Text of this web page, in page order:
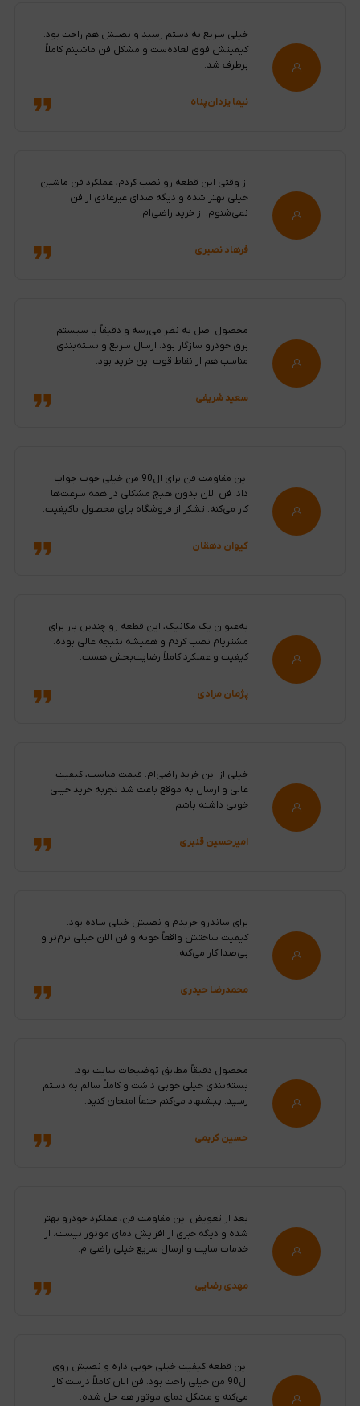
خیلی سریع به دستم رسید و نصبش هم راحت بود.
کیفیتش فوق‌العاده‌ست و مشکل فن ماشینم کاملاً
برطرف شد.
نیما یزدان‌پناه
از وقتی این قطعه رو نصب کردم، عملکرد فن ماشین
خیلی بهتر شده و دیگه صدای غیرعادی از فن
نمی‌شنوم. از خرید راضی‌ام.
فرهاد نصیری
محصول اصل به نظر می‌رسه و دقیقاً با سیستم
برق خودرو سازگار بود. ارسال سریع و بسته‌بندی
مناسب هم از نقاط قوت این خرید بود.
سعید شریفی
این مقاومت فن برای ال90 من خیلی خوب جواب
داد. فن الان بدون هیچ مشکلی در همه سرعت‌ها
کار می‌کنه. تشکر از فروشگاه برای محصول باکیفیت.
کیوان دهقان
به‌عنوان یک مکانیک، این قطعه رو چندین بار برای
مشتریام نصب کردم و همیشه نتیجه عالی بوده.
کیفیت و عملکرد کاملاً رضایت‌بخش هست.
پژمان مرادی
خیلی از این خرید راضی‌ام. قیمت مناسب، کیفیت
عالی و ارسال به موقع باعث شد تجربه خرید خیلی
خوبی داشته باشم.
امیرحسین قنبری
برای ساندرو خریدم و نصبش خیلی ساده بود.
کیفیت ساختش واقعاً خوبه و فن الان خیلی نرم‌تر و
بی‌صدا کار می‌کنه.
محمدرضا حیدری
محصول دقیقاً مطابق توضیحات سایت بود.
بسته‌بندی خیلی خوبی داشت و کاملاً سالم به دستم
رسید. پیشنهاد می‌کنم حتماً امتحان کنید.
حسین کریمی
بعد از تعویض این مقاومت فن، عملکرد خودرو بهتر
شده و دیگه خبری از افزایش دمای موتور نیست. از
خدمات سایت و ارسال سریع خیلی راضی‌ام.
مهدی رضایی
این قطعه کیفیت خیلی خوبی داره و نصبش روی
ال90 من خیلی راحت بود. فن الان کاملاً درست کار
می‌کنه و مشکل دمای موتور هم حل شده.